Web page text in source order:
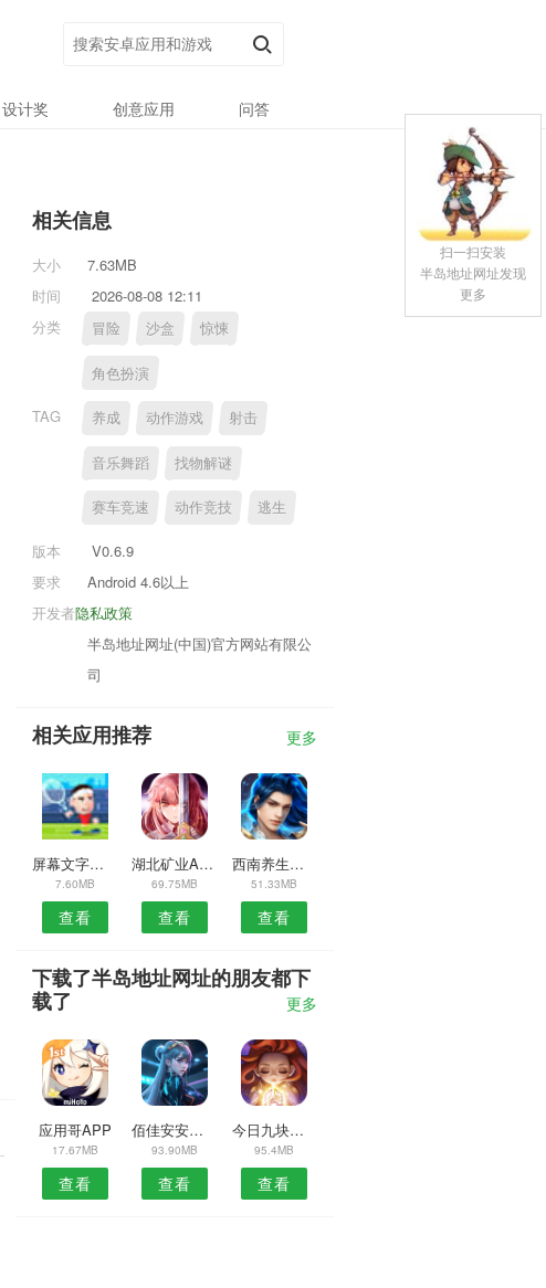
设计奖 创意应用 问答
相关信息
大小
7.63MB
时间
2026-08-08 12:11
分类
冒险 沙盒 惊悚
角色扮演
TAG 养成 动作游戏 射击
音乐舞蹈 找物解谜
赛车竞速 动作竞技 逃生
版本
V0.6.9
要求
Android 4.6以上
隐私政策
开发者
半岛地址网址(中国)官方网站有限公
司
相关应用推荐 更多
屏幕文字复制APP
7.60MB
查看
湖北矿业APP
69.75MB
查看
西南养生保健安卓版
51.33MB
查看
下载了半岛地址网址的朋友都下
载了
更多
应用哥APP
17.67MB
查看
佰佳安安卓版
93.90MB
查看
今日九块九安卓版
95.4MB
查看
扫一扫安装
半岛地址网址发现
更多